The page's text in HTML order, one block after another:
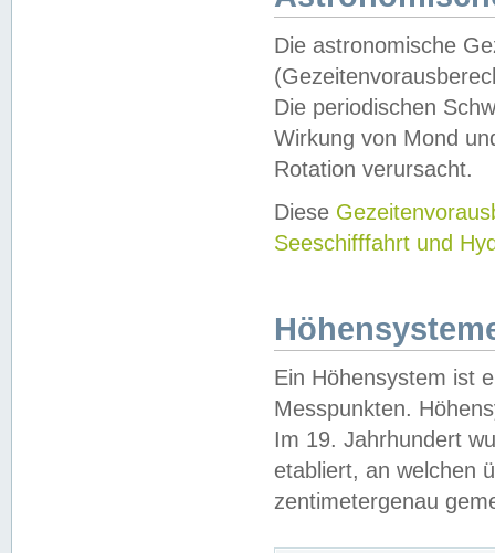
Die astronomische
Die periodischen
Wirkung von Mond
Rotation verursacht.
Diese
Seeschifffahrt und
Ein Höhensystem ist
Messpunkten.
Im 19. Jahrhundert
etabliert, an welchen
zentimetergenau